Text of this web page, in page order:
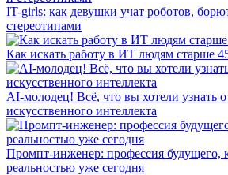
IT-girls: как девушки учат роботов,
стереотипами
Как искать работу в ИТ людям старше
AI-молодец! Всё, что вы хотели узнать
искусственного интеллекта
Промпт-инженер: профессия будущего,
реальностью уже сегодня